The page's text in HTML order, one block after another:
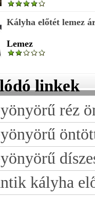
Kályha előtét lemez
Lemez
linkek
réz
kályha